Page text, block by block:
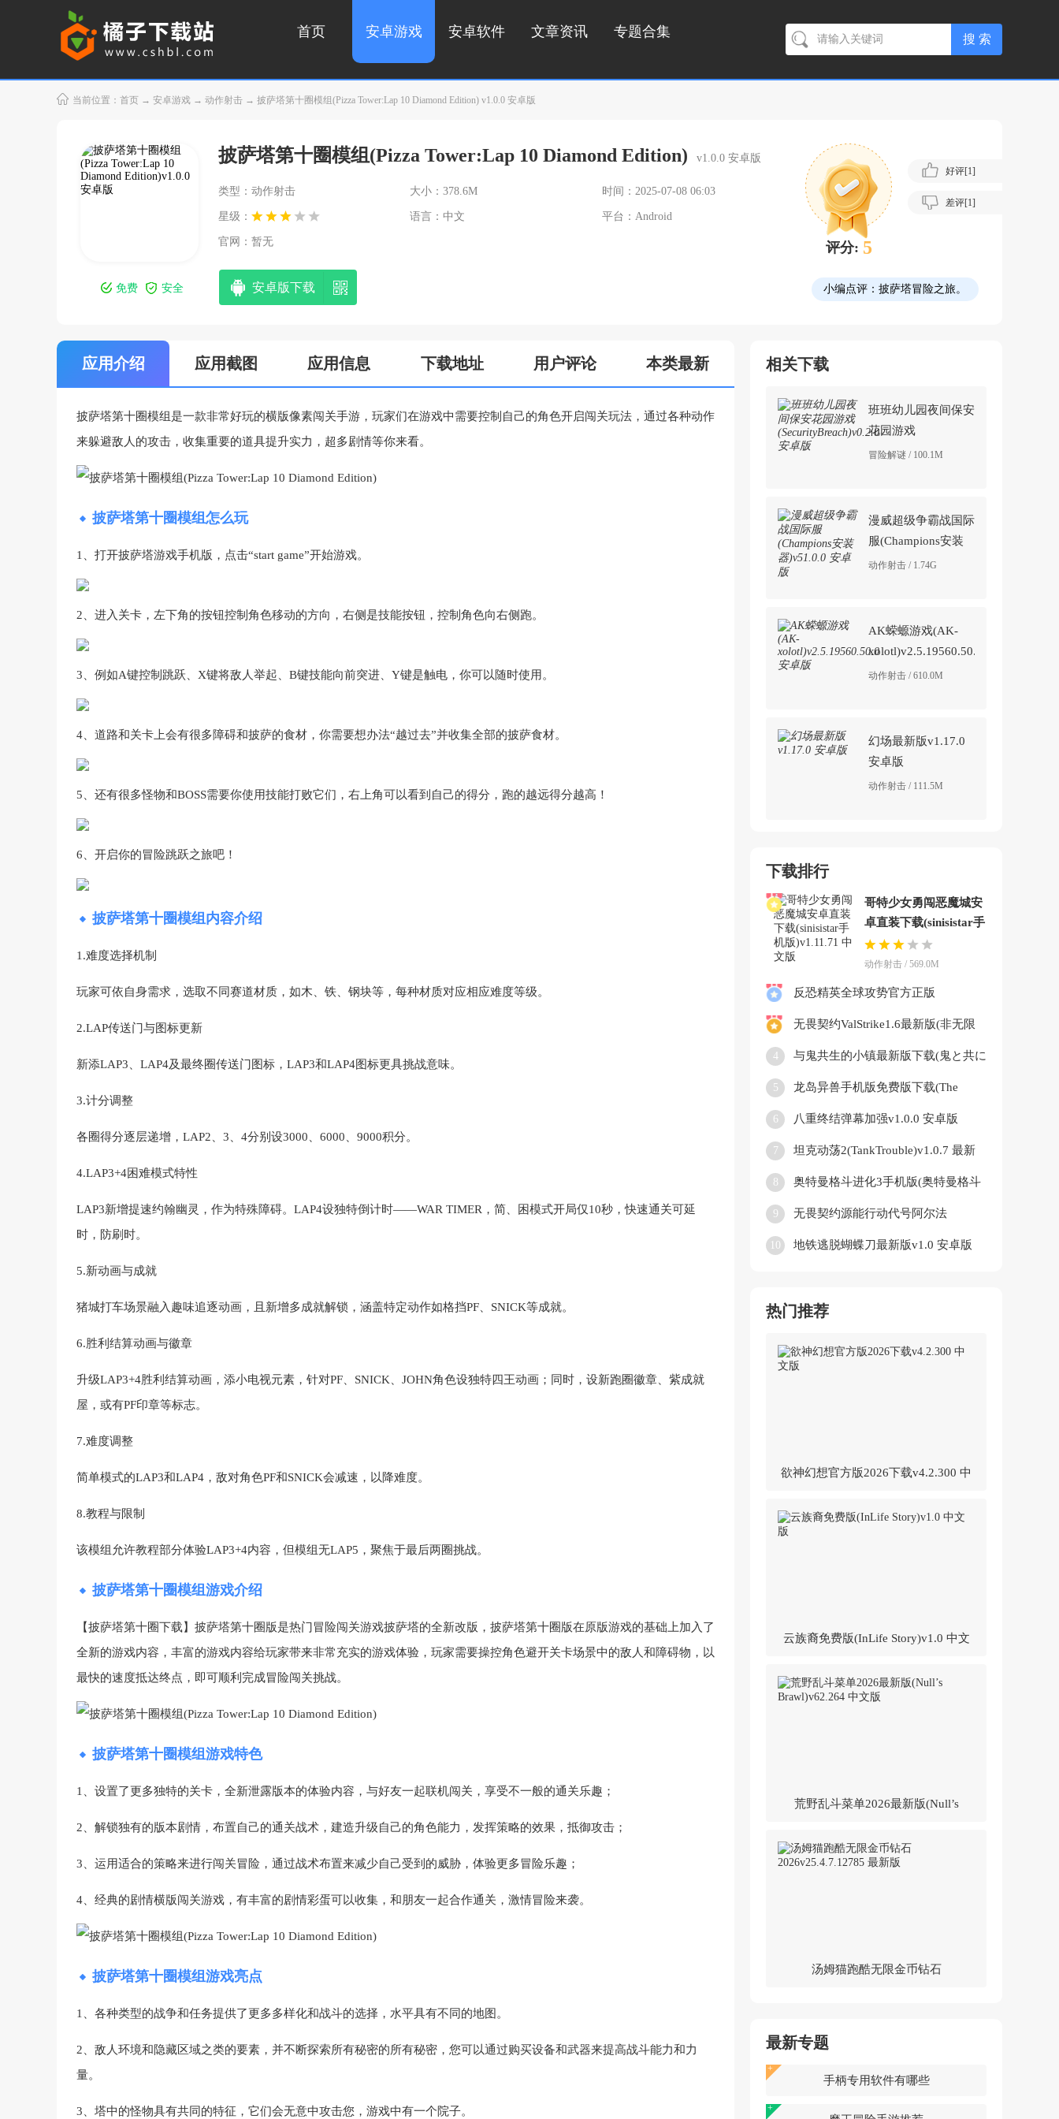
首页 安卓游戏 安卓软件 文章资讯 专题合集
当前位置： 首页 → 安卓游戏 → 动作射击 → 披萨塔第十圈模组(Pizza Tower:Lap 10 Diamond Edition) v1.0.0 安卓版
披萨塔第十圈模组(Pizza Tower:Lap 10 Diamond Edition) v1.0.0 安卓版
类型：动作射击 大小：378.6M 时间：2025-07-08 06:03
星级： 语言：中文 平台：Android
官网：暂无 评分: 5
好评[1]
差评[1]
免费 安全 安卓版下载 小编点评： 披萨塔冒险之旅。
应用介绍 应用截图 应用信息 下载地址 用户评论 本类最新
披萨塔第十圈模组是一款非常好玩的横版像素闯关手游，玩家们在游戏中需要控制自己的角色开启闯关玩法，通过各种动作
来躲避敌人的攻击，收集重要的道具提升实力，超多剧情等你来看。
披萨塔第十圈模组怎么玩
1、打开披萨塔游戏手机版，点击“start game”开始游戏。
2、进入关卡，左下角的按钮控制角色移动的方向，右侧是技能按钮，控制角色向右侧跑。
3、例如A键控制跳跃、X键将敌人举起、B键技能向前突进、Y键是触电，你可以随时使用。
4、道路和关卡上会有很多障碍和披萨的食材，你需要想办法“越过去”并收集全部的披萨食材。
5、还有很多怪物和BOSS需要你使用技能打败它们，右上角可以看到自己的得分，跑的越远得分越高！
6、开启你的冒险跳跃之旅吧！
披萨塔第十圈模组内容介绍
1.难度选择机制
玩家可依自身需求，选取不同赛道材质，如木、铁、钢块等，每种材质对应相应难度等级。
2.LAP传送门与图标更新
新添LAP3、LAP4及最终圈传送门图标，LAP3和LAP4图标更具挑战意味。
3.计分调整
各圈得分逐层递增，LAP2、3、4分别设3000、6000、9000积分。
4.LAP3+4困难模式特性
LAP3新增提速约翰幽灵，作为特殊障碍。LAP4设独特倒计时——WAR TIMER，简、困模式开局仅10秒，快速通关可延
时，防刷时。
5.新动画与成就
猪城打车场景融入趣味追逐动画，且新增多成就解锁，涵盖特定动作如格挡PF、SNICK等成就。
6.胜利结算动画与徽章
升级LAP3+4胜利结算动画，添小电视元素，针对PF、SNICK、JOHN角色设独特四王动画；同时，设新跑圈徽章、紫成就
屋，或有PF印章等标志。
7.难度调整
简单模式的LAP3和LAP4，敌对角色PF和SNICK会减速，以降难度。
8.教程与限制
该模组允许教程部分体验LAP3+4内容，但模组无LAP5，聚焦于最后两圈挑战。
披萨塔第十圈模组游戏介绍
【披萨塔第十圈下载】披萨塔第十圈版是热门冒险闯关游戏披萨塔的全新改版，披萨塔第十圈版在原版游戏的基础上加入了
全新的游戏内容，丰富的游戏内容给玩家带来非常充实的游戏体验，玩家需要操控角色避开关卡场景中的敌人和障碍物，以
最快的速度抵达终点，即可顺利完成冒险闯关挑战。
披萨塔第十圈模组游戏特色
1、设置了更多独特的关卡，全新泄露版本的体验内容，与好友一起联机闯关，享受不一般的通关乐趣；
2、解锁独有的版本剧情，布置自己的通关战术，建造升级自己的角色能力，发挥策略的效果，抵御攻击；
3、运用适合的策略来进行闯关冒险，通过战术布置来减少自己受到的威胁，体验更多冒险乐趣；
4、经典的剧情横版闯关游戏，有丰富的剧情彩蛋可以收集，和朋友一起合作通关，激情冒险来袭。
披萨塔第十圈模组游戏亮点
1、各种类型的战争和任务提供了更多多样化和战斗的选择，水平具有不同的地图。
2、敌人环境和隐藏区域之类的要素，并不断探索所有秘密的所有秘密，您可以通过购买设备和武器来提高战斗能力和力
量。
3、塔中的怪物具有共同的特征，它们会无意中攻击您，游戏中有一个院子。
相关下载
班班幼儿园夜间保安
花园游戏
(SecurityBreach)v0.2.0
冒险解谜 / 100.1M
漫威超级争霸战国际
服(Champions安装
器)v51.0.0 安卓版
动作射击 / 1.74G
AK蝾螈游戏(AK-
xolotl)v2.5.19560.50.0
安卓版
动作射击 / 610.0M
幻场最新版v1.17.0
安卓版
动作射击 / 111.5M
下载排行
哥特少女勇闯恶魔城安
卓直装下载(sinisistar手
机版)v1.11.71 中文版
动作射击 / 569.0M
反恐精英全球攻势官方正版
无畏契约ValStrike1.6最新版(非无限
4
与鬼共生的小镇最新版下载(鬼と共に
5
龙岛异兽手机版免费版下载(The
6 八重终结弹幕加强v1.0.0 安卓版
7
坦克动荡2(TankTrouble)v1.0.7 最新
8
奥特曼格斗进化3手机版(奥特曼格斗
9
无畏契约源能行动代号阿尔法
10 地铁逃脱蝴蝶刀最新版v1.0 安卓版
热门推荐
欲神幻想官方版2026下载v4.2.300 中
云族裔免费版(InLife Story)v1.0 中文
荒野乱斗菜单2026最新版(Null’s
汤姆猫跑酷无限金币钻石
最新专题
手柄专用软件有哪些